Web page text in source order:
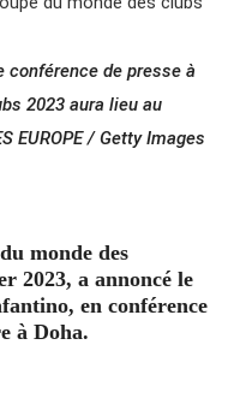
conférence de presse à
2023 aura lieu au
EUROPE / Getty Images
monde des
2023, a annoncé le
en conférence
à Doha.